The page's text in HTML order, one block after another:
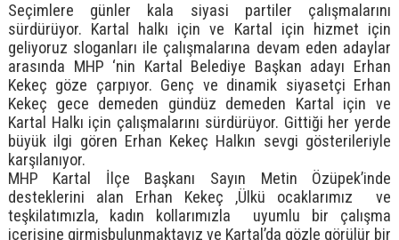
Seçimlere günler kala siyasi partiler çalışmalarını
sürdürüyor. Kartal halkı için ve Kartal için hizmet için
geliyoruz sloganları ile çalışmalarına devam eden adaylar
arasında MHP ‘nin Kartal Belediye Başkan adayı Erhan
Kekeç göze çarpıyor. Genç ve dinamik siyasetçi Erhan
Kekeç gece demeden gündüz demeden Kartal için ve
Kartal Halkı için çalışmalarını sürdürüyor. Gittiği her yerde
büyük ilgi gören Erhan Kekeç Halkın sevgi gösterileriyle
karşılanıyor.
MHP Kartal İlçe Başkanı Sayın Metin Özüpek’inde
desteklerini alan Erhan Kekeç ,Ülkü ocaklarımız ve
teşkilatımızla, kadın kollarımızla uyumlu bir çalışma
içerisine girmişbulunmaktayız ve Kartal’da gözle görülür bir